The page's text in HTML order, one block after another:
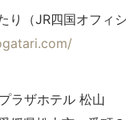
り（JR四国オフィシ
ラザホテル 松山